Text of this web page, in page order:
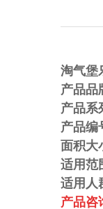
淘气堡
产品品
产品系
产品编
面积大
适用范
适用人
产品咨